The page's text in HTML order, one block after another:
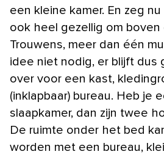
een kleine kamer. En zeg
ook heel gezellig om boven
Trouwens, meer dan één
idee niet nodig, er blijft dus
over voor een kast,
(inklapbaar) bureau. Heb je
slaapkamer, dan zijn twee
De ruimte onder het bed
worden met een bureau,